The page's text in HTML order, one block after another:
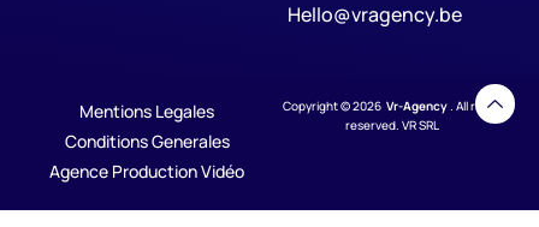
Hello@vragency.be
Mentions Legales
Conditions Generales
Agence Production Vidéo
Copyright © 2026 Vr-Agency. All rights
reserved. VR SRL